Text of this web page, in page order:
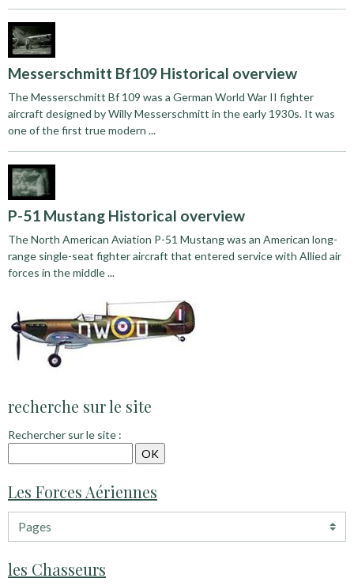
Messerschmitt Bf109 Historical overview
The Messerschmitt Bf 109 was a German World War II fighter
aircraft designed by Willy Messerschmitt in the early 1930s. It was
one of the first true modern ...
P-51 Mustang Historical overview
The North American Aviation P-51 Mustang was an American long-
range single-seat fighter aircraft that entered service with Allied air
forces in the middle ...
recherche sur le site
Rechercher sur le site :
Les Forces Aériennes
les Chasseurs